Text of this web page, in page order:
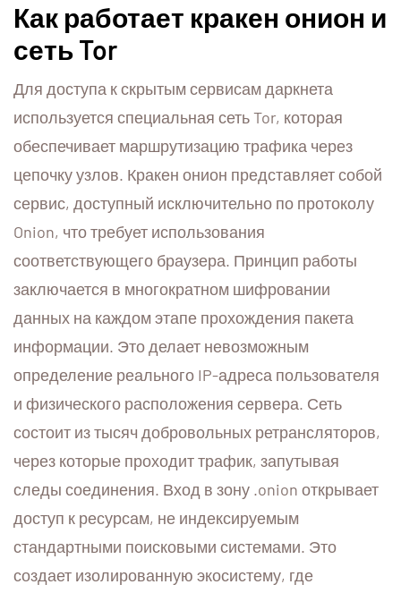
Как работает кракен онион и
сеть Tor
Для доступа к скрытым сервисам даркнета
используется специальная сеть Tor, которая
обеспечивает маршрутизацию трафика через
цепочку узлов. Кракен онион представляет собой
сервис, доступный исключительно по протоколу
Onion, что требует использования
соответствующего браузера. Принцип работы
заключается в многократном шифровании
данных на каждом этапе прохождения пакета
информации. Это делает невозможным
определение реального IP-адреса пользователя
и физического расположения сервера. Сеть
состоит из тысяч добровольных ретрансляторов,
через которые проходит трафик, запутывая
следы соединения. Вход в зону .onion открывает
доступ к ресурсам, не индексируемым
стандартными поисковыми системами. Это
создает изолированную экосистему, где